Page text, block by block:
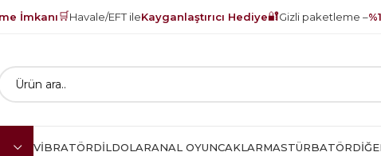
İmkanı🛒Havale/EFT ileKayganlaştırıcı Hediye🔐Gizli paketleme –
VIBRATÖRDILDOLARANAL OYUNCAKLARMASTÜRBATÖR